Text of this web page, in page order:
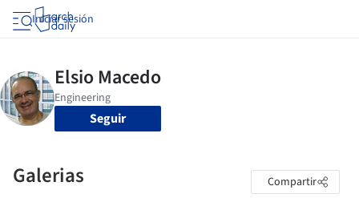
Iniciar sesión
Seguir
Galerias Compartir